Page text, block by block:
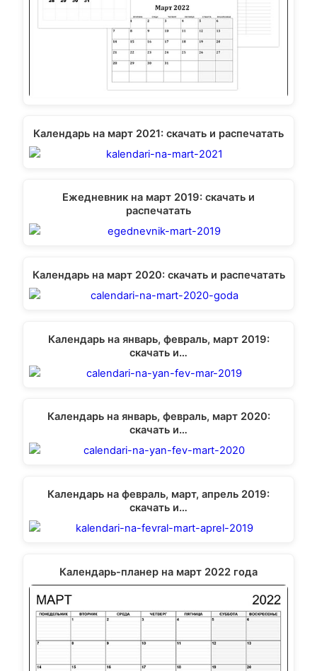
Календарь на март 2021: скачать и распечатать
Ежедневник на март 2019: скачать и
распечатать
Календарь на март 2020: скачать и распечатать
Календарь на январь, февраль, март 2019:
скачать и…
Календарь на январь, февраль, март 2020:
скачать и…
Календарь на февраль, март, апрель 2019:
скачать и…
Календарь-планер на март 2022 года